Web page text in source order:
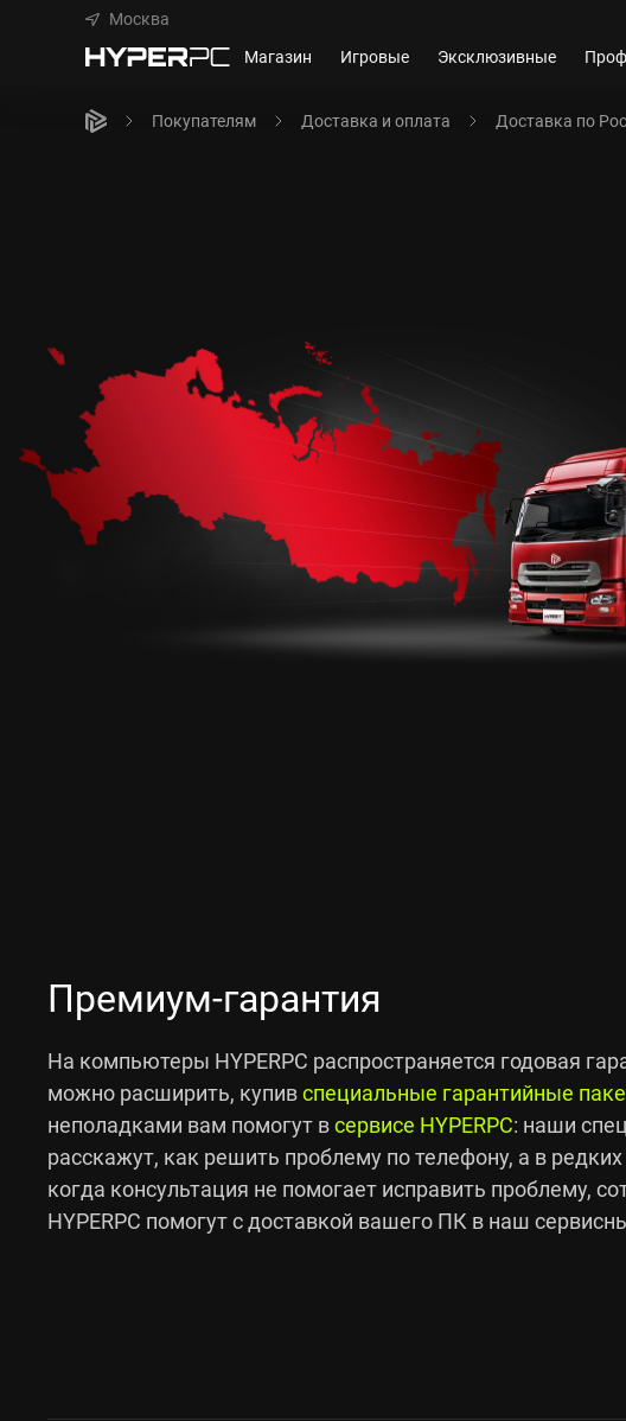
Москва
Магазин
Игровые Эксклюзивные
Покупателям Доставка и оплата Доставка по
Премиум-гарантия
На компьютеры HYPERPC распространяется годовая
можно расширить, купивспециальные гарантийные
неполадками вам помогут всервисе HYPERPC: наши
расскажут, как решить проблему по телефону, а в редких
когда консультация не помогает исправить проблему,
HYPERPC помогут с доставкой вашего ПК в наш